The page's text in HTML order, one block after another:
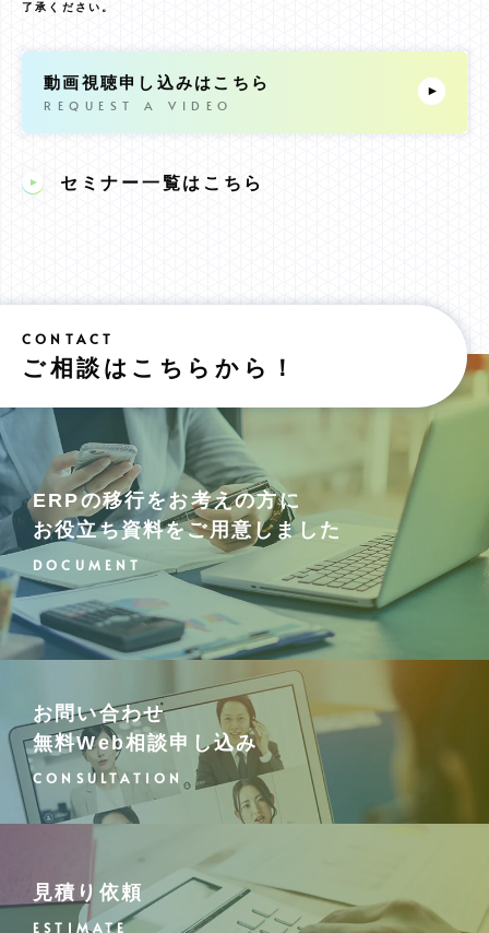
了承ください。
動画視聴申し込みはこちら
セミナー一覧はこちら
ご相談はこちらから！
ERPの移行をお考えの方に
お役立ち資料をご用意しました
お問い合わせ
無料Web相談申し込み
見積り依頼